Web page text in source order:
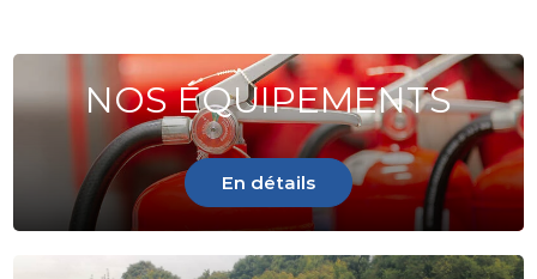
NOS ÉQUIPEMENTS
En détails